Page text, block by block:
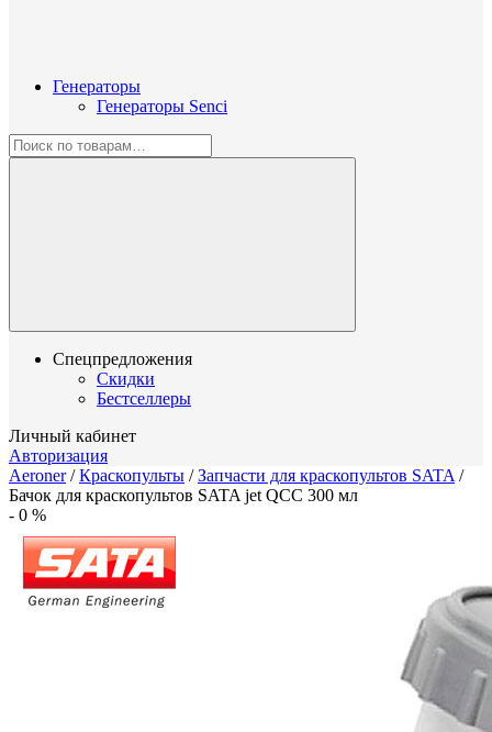
Генераторы
Генераторы Senci
Спецпредложения
Скидки
Бестселлеры
Личный кабинет
Авторизация
Aeroner/Краскопульты /Запчасти для краскопультов SATA /
Бачок для краскопультов SATA jet QCC 300 мл
- 0 %